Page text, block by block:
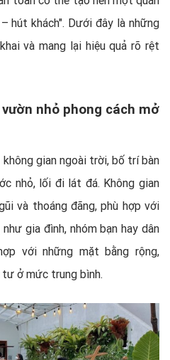
hút khách". Dưới đây là những
và mang lại hiệu quả rõ rệt
nhỏ phong cách mở
gian ngoài trời, bố trí bàn
nhỏ, lối đi lát đá. Không gian
và thoáng đãng, phù hợp với
gia đình, nhóm bạn hay dân
với những mặt bằng rộng,
tư ở mức trung bình.